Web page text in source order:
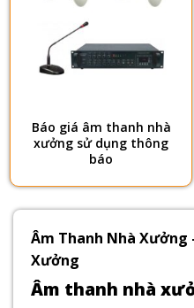
Báo giá âm thanh nhà
xưởng sử dụng thông
báo
Âm Thanh Nhà Xưởng
Xưởng
Âm thanh nhà